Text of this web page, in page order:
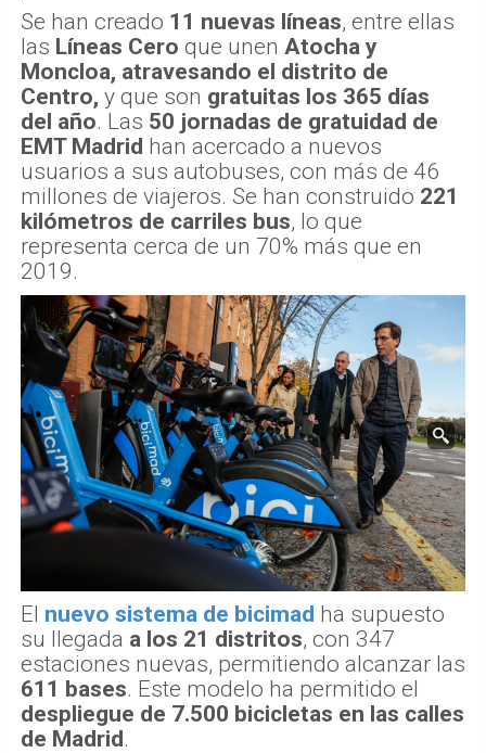
Se han creado 11 nuevas líneas, entre ellas
las Líneas Cero que unen Atocha y
Moncloa, atravesando el distrito de
Centro, y que son gratuitas los 365 días
del año. Las 50 jornadas de gratuidad de
EMT Madrid han acercado a nuevos
usuarios a sus autobuses, con más de 46
millones de viajeros. Se han construido 221
kilómetros de carriles bus, lo que
representa cerca de un 70% más que en
2019.
El nuevo sistema de bicimad ha supuesto
su llegada a los 21 distritos, con 347
estaciones nuevas, permitiendo alcanzar las
611 bases. Este modelo ha permitido el
despliegue de 7.500 bicicletas en las calles
de Madrid.